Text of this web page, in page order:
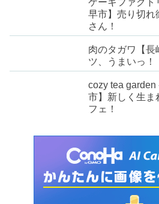
ケーキファクト
早市】売り切れ
さん！
肉のタガワ【長
ツ、うまいっ！
cozy tea
市】新しく生ま
フェ！